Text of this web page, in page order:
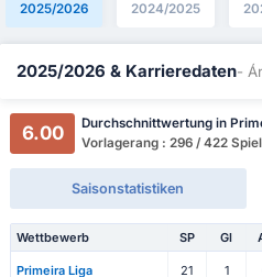
2025/2026 2024/2025
2025/2026 & Karrieredaten-
6.00
Durchschnittwertung in
Vorlagerang : 296 / 422
Saisonstatistiken
Wettbewerb SP Gl
Primeira Liga 21 1